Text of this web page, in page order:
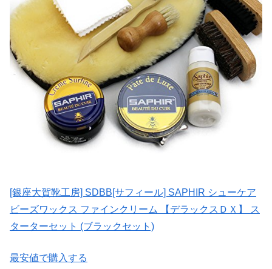
[銀座大賀靴工房] SDBB[サフィール] SAPHIR シューケア
ビーズワックス ファインクリーム 【デラックスＤＸ】 ス
ターターセット (ブラックセット)
最安値で購入する